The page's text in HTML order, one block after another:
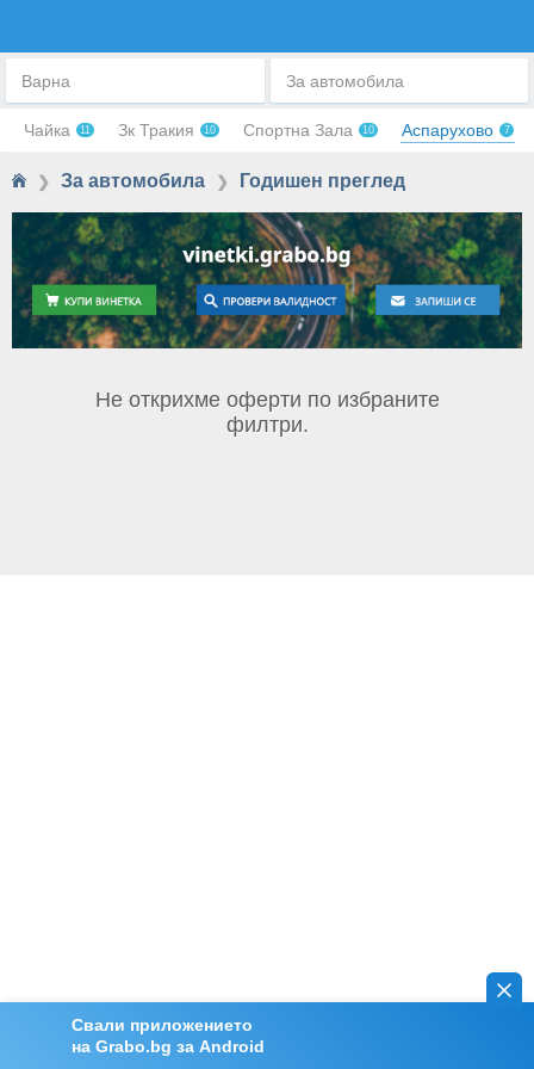
Варна За автомобила
Чайка 11 Зк Тракия 10 Спортна Зала 10 Аспарухово 7
❯ За автомобила ❯ Годишен преглед
Свали приложението
на Grabo.bg за Android
Не открихме оферти по избраните
филтри.